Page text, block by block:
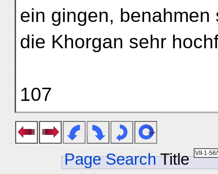
ein gingen, benahmen
die Khorgan sehr
107
Page Search Title